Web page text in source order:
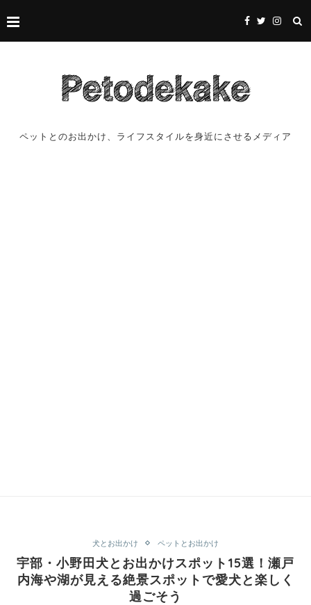
ペットとのお出かけ、ライフスタイルを身近にさせるメディア
犬とお出かけ ペットとお出かけ
宇部・小野田犬とお出かけスポット15選！瀬戸
内海や湖が見える絶景スポットで愛犬と楽しく
過ごそう